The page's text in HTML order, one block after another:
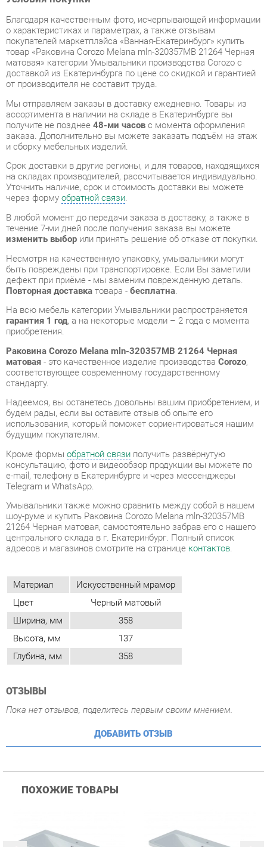
товар «Раковина Corozo Melana mln-320357МB 21264 Черная
матовая» категории Умывальники производства Corozo с
доставкой из Екатеринбурга по цене со скидкой и гарантией
от производителя не составит труда.
Мы отправляем заказы в доставку ежедневно. Товары из
ассортимента в наличии на складе в Екатеринбурге вы
получите не позднее48-ми часовс момента оформления
заказа. Дополнительно вы можете заказать подъём на этаж
и сборку мебельных изделий.
Срок доставки в другие регионы, и для товаров, находящихся
на складах производителей, рассчитывается индивидуально.
Уточнить наличие, срок и стоимость доставки вы можете
через формуобратной связи.
В любой момент до передачи заказа в доставку, а также в
течение 7-ми дней после получения заказа вы можете
изменить выборили принять решение об отказе от покупки.
Несмотря на качественную упаковку, умывальники могут
быть повреждены при транспортировке. Если Вы заметили
дефект при приёме - мы заменим поврежденную деталь.
Повторная доставкатовара -бесплатна .
На всю мебель категории Умывальники распространяется
гарантия 1 год , а на некоторые модели – 2 года с момента
приобретения.
Раковина Corozo Melana mln-320357МB 21264 Черная
матовая - это качественное изделие производства
соответствующее современному государственному
стандарту.
будем рады, если вы оставите отзыв об опыте его
использования, который поможет сориентироваться нашим
будущим покупателям.
консультацию, фото и видеообзор продукции вы можете по
e-mail, телефону в Екатеринбурге и через мессенджеры
Telegram и WhatsApp.
Умывальники также можно сравнить между собой в нашем
шоу-руме и купить Раковина Corozo Melana mln-320357МB
21264 Черная матовая, самостоятельно забрав его с нашего
центрального склада в г. Екатеринбург. Полный список
адресов и магазинов смотрите на странице
Материал Искусственный мрамор
Цвет
Черный матовый
Ширина, мм
358
Глубина, мм
358
ОТЗЫВЫ
Пока нет отзывов, поделитесь первым своим мнением.
ДОБАВИТЬ ОТЗЫВ
ПОХОЖИЕ ТОВАРЫ
Adel 60 17066 Белая Adel 70 18401 Белая